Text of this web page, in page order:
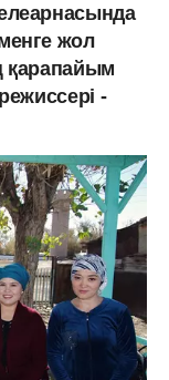
жол
қарапайым
-